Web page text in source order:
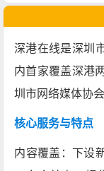
深港在线是‌深圳
内首家覆盖深港
圳市网络媒体协
核心服务与特点
内容覆盖‌：下设